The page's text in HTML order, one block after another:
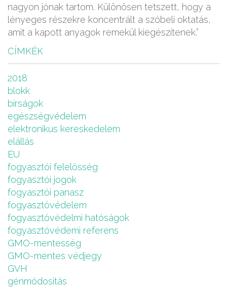
nagyon jónak tartom. Különösen tetszett, hogy a
lényeges részekre koncentrált a szóbeli oktatás,
amit a kapott anyagok remekül kiegészítenek.”
CÍMKÉK
2018
blokk
bírságok
egészségvédelem
elektronikus kereskedelem
elállás
EU
fogyasztói felelősség
fogyasztói jogok
fogyasztói panasz
fogyasztóvédelem
fogyasztóvédelmi hatóságok
fogyasztóvédemi referens
GMO-mentesség
GMO-mentes védjegy
GVH
génmódosítás